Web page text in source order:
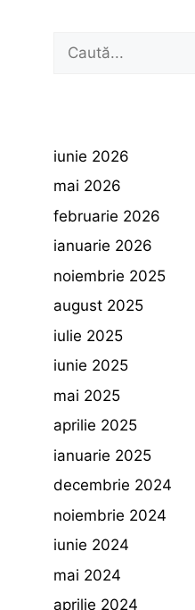
după:
iunie 2026
mai 2026
februarie 2026
ianuarie 2026
noiembrie 2025
august 2025
iulie 2025
iunie 2025
mai 2025
aprilie 2025
ianuarie 2025
decembrie 2024
noiembrie 2024
iunie 2024
mai 2024
aprilie 2024